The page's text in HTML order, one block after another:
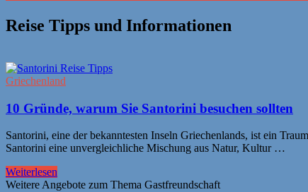
Reise Tipps und Informationen
Griechenland
10 Gründe, warum Sie Santorini besuchen sollten
Santorini, eine der bekanntesten Inseln Griechenlands, ist ein
Santorini eine unvergleichliche Mischung aus Natur, Kultur …
Weiterlesen
Weitere Angebote zum Thema Gastfreundschaft